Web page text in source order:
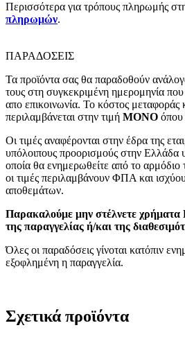
Περισσότερα για τρόπους πληρωμής
πληρωμών.
ΠΑΡΑΔΟΣΕΙΣ
Τα προϊόντα σας θα παραδοθούν
τους στη συγκεκριμένη ημερομηνία
απο επικοινωνία. Το κόστος μεταφοράς
περιλαμβάνεται στην τιμή MONO όπου
Οι τιμές αναφέρονται στην έδρα της
υπόλοιπους προορισμούς στην Ελλάδα
οποία θα ενημερωθείτε από το
οι τιμές περιλαμβάνουν ΦΠΑ και
αποθεμάτων.
Παρακαλούμε μην στέλνετε
της παραγγελίας ή/και της
Όλες οι παραδόσεις γίνοται κατόπιν
εξοφλημένη η παραγγελία.
Σχετικά προϊόντα